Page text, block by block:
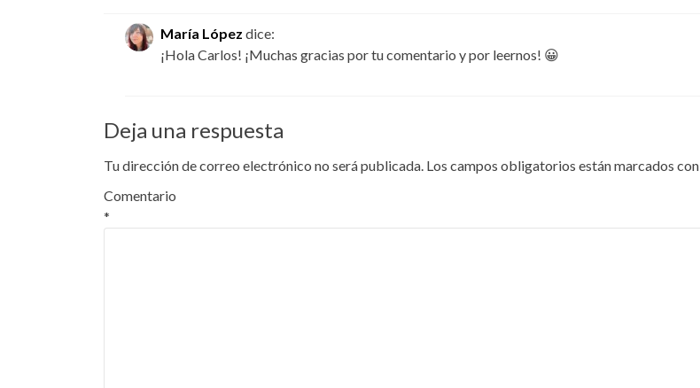
María López dice:
¡Hola Carlos! ¡Muchas gracias por tu comentario y por leernos! 😀
Deja una respuesta
Tu dirección de correo electrónico no será publicada. Los campos obligatorios están marcados con
Comentario
*